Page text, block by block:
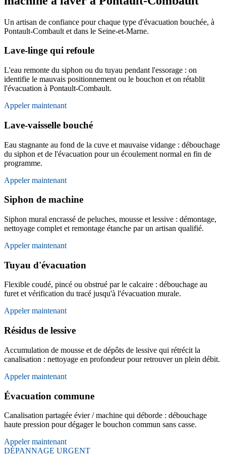
Un artisan de confiance pour chaque type d'évacuation bouchée, à
Pontault-Combault et dans le Seine-et-Marne.
Lave-linge qui refoule
L'eau remonte du siphon ou du tuyau pendant l'essorage : on
identifie le mauvais positionnement ou le bouchon et on rétablit
l'évacuation à Pontault-Combault.
Appeler maintenant
Lave-vaisselle bouché
Eau stagnante au fond de la cuve et mauvaise vidange : débouchage
du siphon et de l'évacuation pour un écoulement normal en fin de
programme.
Appeler maintenant
Siphon de machine
Siphon mural encrassé de peluches, mousse et lessive : démontage,
nettoyage complet et remontage étanche par un artisan qualifié.
Appeler maintenant
Tuyau d'évacuation
Flexible coudé, pincé ou obstrué par le calcaire : débouchage au
furet et vérification du tracé jusqu'à l'évacuation murale.
Appeler maintenant
Résidus de lessive
Accumulation de mousse et de dépôts de lessive qui rétrécit la
canalisation : nettoyage en profondeur pour retrouver un plein débit.
Appeler maintenant
Évacuation commune
Canalisation partagée évier / machine qui déborde : débouchage
haute pression pour dégager le bouchon commun sans casse.
Appeler maintenant
DÉPANNAGE URGENT